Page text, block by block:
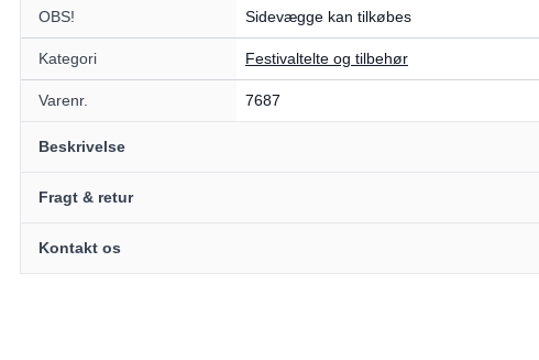
OBS! Sidevægge kan tilkøbes
Kategori Festivaltelte og tilbehør
Varenr. 7687
Beskrivelse
Fragt & retur
Kontakt os